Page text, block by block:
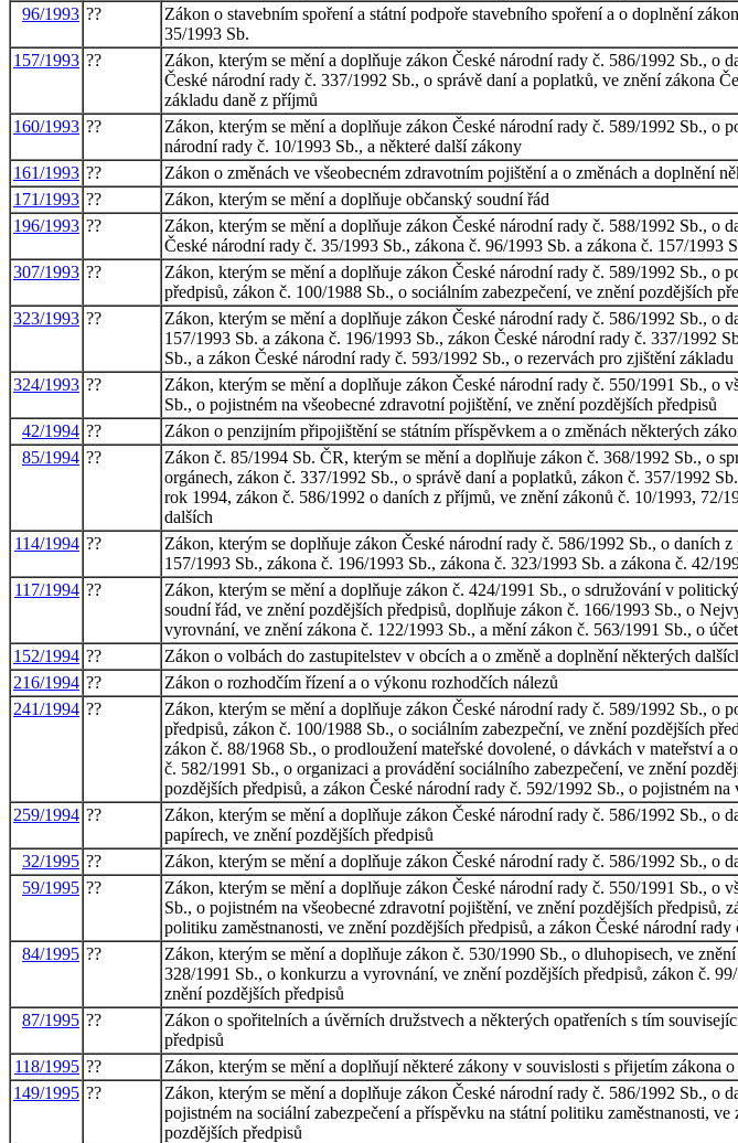
96/1993 ??
Zákon o stavebním spoření a státní podpoře stavebního spoření a o doplnění
35/1993 Sb.
157/1993 ??
Zákon, kterým se mění a doplňuje zákon České národní rady č. 586/1992 Sb., o
České národní rady č. 337/1992 Sb., o správě daní a poplatků, ve znění zákona
základu daně z příjmů
160/1993 ??
Zákon, kterým se mění a doplňuje zákon České národní rady č. 589/1992 Sb., o
národní rady č. 10/1993 Sb., a některé další zákony
161/1993 ??
Zákon o změnách ve všeobecném zdravotním pojištění a o změnách a doplnění
171/1993 ??
Zákon, kterým se mění a doplňuje občanský soudní řád
196/1993 ??
Zákon, kterým se mění a doplňuje zákon České národní rady č. 588/1992 Sb., o
České národní rady č. 35/1993 Sb., zákona č. 96/1993 Sb. a zákona č. 157/1993
307/1993 ??
Zákon, kterým se mění a doplňuje zákon České národní rady č. 589/1992 Sb., o
předpisů, zákon č. 100/1988 Sb., o sociálním zabezpečení, ve znění pozdějších
323/1993 ??
Zákon, kterým se mění a doplňuje zákon České národní rady č. 586/1992 Sb., o
157/1993 Sb. a zákona č. 196/1993 Sb., zákon České národní rady č. 337/1992
Sb., a zákon České národní rady č. 593/1992 Sb., o rezervách pro zjištění
324/1993 ??
Zákon, kterým se mění a doplňuje zákon České národní rady č. 550/1991 Sb., o
Sb., o pojistném na všeobecné zdravotní pojištění, ve znění pozdějších předpisů
42/1994 ??
Zákon o penzijním připojištění se státním příspěvkem a o změnách některých
85/1994 ??
Zákon č. 85/1994 Sb. ČR, kterým se mění a doplňuje zákon č. 368/1992 Sb., o
orgánech, zákon č. 337/1992 Sb., o správě daní a poplatků, zákon č. 357/1992
rok 1994, zákon č. 586/1992 o daních z příjmů, ve znění zákonů č. 10/1993, 72/
dalších
114/1994 ??
Zákon, kterým se doplňuje zákon České národní rady č. 586/1992 Sb., o daních
157/1993 Sb., zákona č. 196/1993 Sb., zákona č. 323/1993 Sb. a zákona č. 42/
117/1994 ??
Zákon, kterým se mění a doplňuje zákon č. 424/1991 Sb., o sdružování v
soudní řád, ve znění pozdějších předpisů, doplňuje zákon č. 166/1993 Sb., o
vyrovnání, ve znění zákona č. 122/1993 Sb., a mění zákon č. 563/1991 Sb., o
152/1994 ??
Zákon o volbách do zastupitelstev v obcích a o změně a doplnění některých
216/1994 ??
Zákon o rozhodčím řízení a o výkonu rozhodčích nálezů
241/1994 ??
Zákon, kterým se mění a doplňuje zákon České národní rady č. 589/1992 Sb., o
předpisů, zákon č. 100/1988 Sb., o sociálním zabezpeční, ve znění pozdějších
zákon č. 88/1968 Sb., o prodloužení mateřské dovolené, o dávkách v mateřství
č. 582/1991 Sb., o organizaci a provádění sociálního zabezpečení, ve znění
pozdějších předpisů, a zákon České národní rady č. 592/1992 Sb., o pojistném
259/1994 ??
Zákon, kterým se mění a doplňuje zákon České národní rady č. 586/1992 Sb., o
papírech, ve znění pozdějších předpisů
32/1995 ??
Zákon, kterým se mění a doplňuje zákon České národní rady č. 586/1992 Sb., o
59/1995 ??
Zákon, kterým se mění a doplňuje zákon České národní rady č. 550/1991 Sb., o
Sb., o pojistném na všeobecné zdravotní pojištění, ve znění pozdějších předpisů,
politiku zaměstnanosti, ve znění pozdějších předpisů, a zákon České národní
84/1995 ??
Zákon, kterým se mění a doplňuje zákon č. 530/1990 Sb., o dluhopisech, ve
328/1991 Sb., o konkurzu a vyrovnání, ve znění pozdějších předpisů, zákon č.
znění pozdějších předpisů
87/1995 ??
Zákon o spořitelních a úvěrních družstvech a některých opatřeních s tím
předpisů
118/1995 ??
Zákon, kterým se mění a doplňují některé zákony v souvislosti s přijetím zákona
149/1995 ??
Zákon, kterým se mění a doplňuje zákon České národní rady č. 586/1992 Sb., o
pojistném na sociální zabezpečení a příspěvku na státní politiku zaměstnanosti,
pozdějších předpisů